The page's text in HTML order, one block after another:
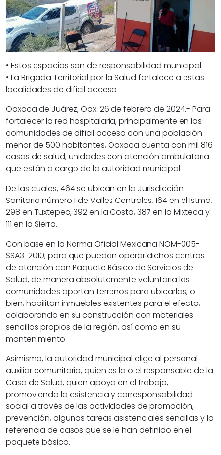
• Estos espacios son de responsabilidad municipal
• La Brigada Territorial por la Salud fortalece a estas
localidades de difícil acceso
Oaxaca de Juárez, Oax. 26 de febrero de 2024.- Para
fortalecer la red hospitalaria, principalmente en las
comunidades de difícil acceso con una población
menor de 500 habitantes, Oaxaca cuenta con mil 816
casas de salud, unidades con atención ambulatoria
que están a cargo de la autoridad municipal.
De las cuales, 464 se ubican en la Jurisdicción
Sanitaria número 1 de Valles Centrales, 164 en el Istmo,
298 en Tuxtepec, 392 en la Costa, 387 en la Mixteca y
111 en la Sierra.
Con base en la Norma Oficial Mexicana NOM-005-
SSA3-2010, para que puedan operar dichos centros
de atención con Paquete Básico de Servicios de
Salud, de manera absolutamente voluntaria las
comunidades aportan terrenos para ubicarlas, o
bien, habilitan inmuebles existentes para el efecto,
colaborando en su construcción con materiales
sencillos propios de la región, así como en su
mantenimiento.
Asimismo, la autoridad municipal elige al personal
auxiliar comunitario, quien es la o el responsable de la
Casa de Salud, quien apoya en el trabajo,
promoviendo la asistencia y corresponsabilidad
social a través de las actividades de promoción,
prevención, algunas tareas asistenciales sencillas y la
referencia de casos que se le han definido en el
paquete básico.